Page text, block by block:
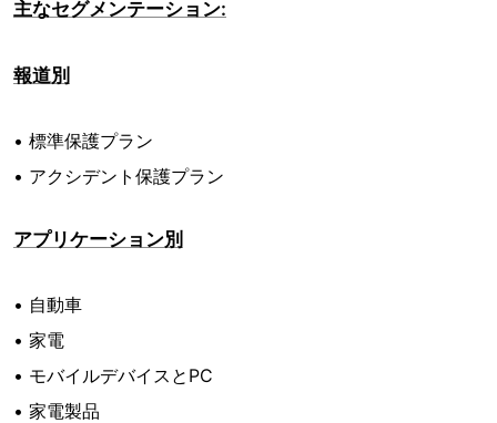
主なセグメンテーション:
報道別
• 標準保護プラン
• アクシデント保護プラン
アプリケーション別
• 自動車
• 家電
• モバイルデバイスとPC
• 家電製品